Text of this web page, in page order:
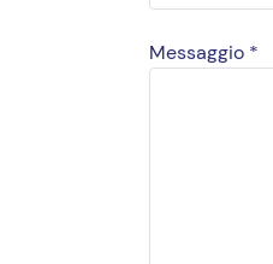
Messaggio *